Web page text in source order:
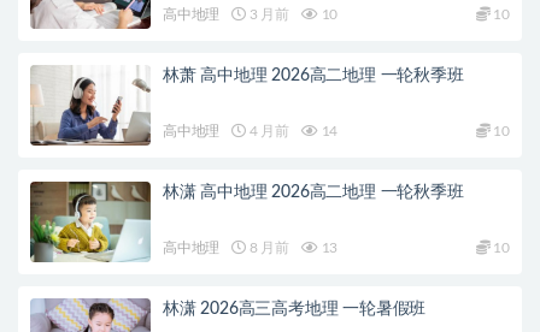
高中地理 3 月前 10 10
林萧 高中地理 2026高二地理 一轮秋季班
高中地理 4 月前 14 10
林潇 高中地理 2026高二地理 一轮秋季班
高中地理 8 月前 13 10
林潇 2026高三高考地理 一轮暑假班